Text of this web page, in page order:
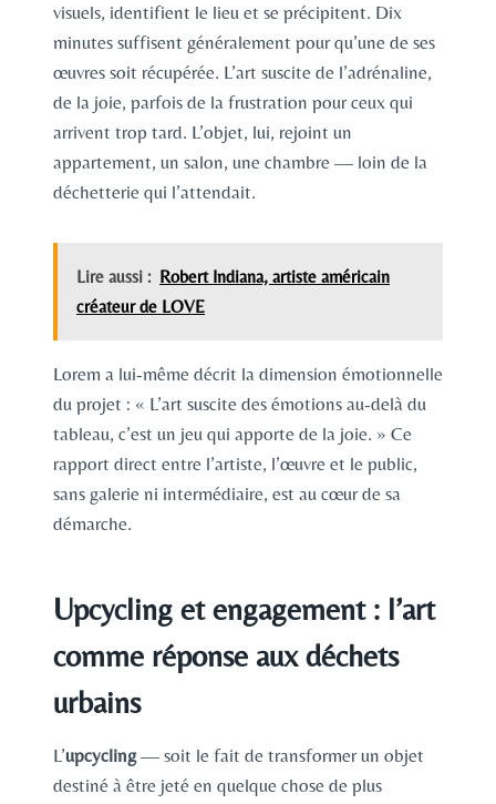
visuels, identifient le lieu et se précipitent. Dix
minutes suffisent généralement pour qu’une de ses
œuvres soit récupérée. L’art suscite de l’adrénaline,
de la joie, parfois de la frustration pour ceux qui
arrivent trop tard. L’objet, lui, rejoint un
appartement, un salon, une chambre — loin de la
déchetterie qui l’attendait.
Lire aussi : Robert Indiana, artiste américain
créateur de LOVE
Lorem a lui-même décrit la dimension émotionnelle
du projet : « L’art suscite des émotions au-delà du
tableau, c’est un jeu qui apporte de la joie. » Ce
rapport direct entre l’artiste, l’œuvre et le public,
sans galerie ni intermédiaire, est au cœur de sa
démarche.
Upcycling et engagement : l’art
comme réponse aux déchets
urbains
L’upcycling— soit le fait de transformer un objet
destiné à être jeté en quelque chose de plus